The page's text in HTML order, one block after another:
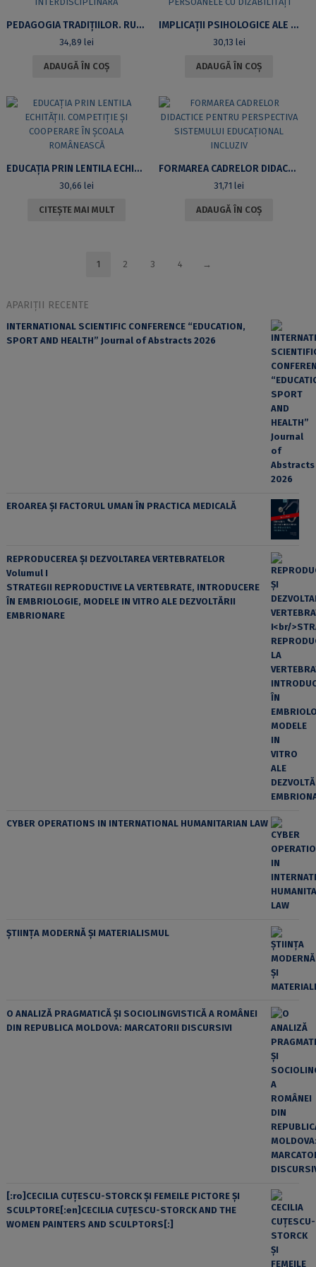
PEDAGOGIA TRADIȚIILOR. RUGA BĂNĂȚEANĂ – O ABORDARE INTERDISCIPLINARĂ
34,89 lei
ADAUGĂ ÎN COȘ
IMPLICAȚII PSIHOLOGICE ALE TERAPIEI OCUPAȚIONALE LA PERSOANELE CU DIZABILITĂȚI
30,13 lei
ADAUGĂ ÎN COȘ
EDUCAȚIA PRIN LENTILA ECHITĂȚII. COMPETIȚIE ȘI COOPERARE ÎN ȘCOALA ROMÂNEASCĂ
30,66 lei
CITEȘTE MAI MULT
FORMAREA CADRELOR DIDACTICE PENTRU PERSPECTIVA SISTEMULUI EDUCAȚIONAL INCLUZIV
31,71lei
ADAUGĂ ÎN COȘ
1 2 3 4 →
APARIȚII RECENTE
INTERNATIONAL SCIENTIFIC CONFERENCE “EDUCATION,
SPORT AND HEALTH” Journal of Abstracts 2026
EROAREA ȘI FACTORUL UMAN ÎN PRACTICA MEDICALĂ
REPRODUCEREA ȘI DEZVOLTAREA VERTEBRATELOR
Volumul I
STRATEGII REPRODUCTIVE LA VERTEBRATE, INTRODUCERE
ÎN EMBRIOLOGIE, MODELE IN VITRO ALE DEZVOLTĂRII
EMBRIONARE
CYBER OPERATIONS IN INTERNATIONAL HUMANITARIAN LAW
ȘTIINȚA MODERNĂ ȘI MATERIALISMUL
O ANALIZĂ PRAGMATICĂ ȘI SOCIOLINGVISTICĂ A ROMÂNEI
DIN REPUBLICA MOLDOVA: MARCATORII DISCURSIVI
[:ro]CECILIA CUŢESCU-STORCK ŞI FEMEILE PICTORE ŞI
SCULPTORE[:en]CECILIA CUŢESCU-STORCK AND THE
WOMEN PAINTERS AND SCULPTORS[:]